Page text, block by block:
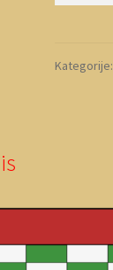
Kategorije: